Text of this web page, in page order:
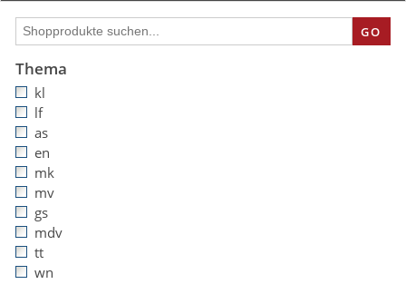
GO
Thema
kl
lf
as
en
mk
mv
gs
mdv
tt
wn